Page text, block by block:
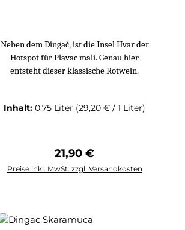
Neben dem Dingač, ist die Insel Hvar der
Hotspot für Plavac mali. Genau hier
entsteht dieser klassische Rotwein.
Inhalt:0.75 Liter (29,20 € / 1 Liter)
Regulärer Preis:
21,90 €
Preise inkl. MwSt. zzgl. Versandkosten